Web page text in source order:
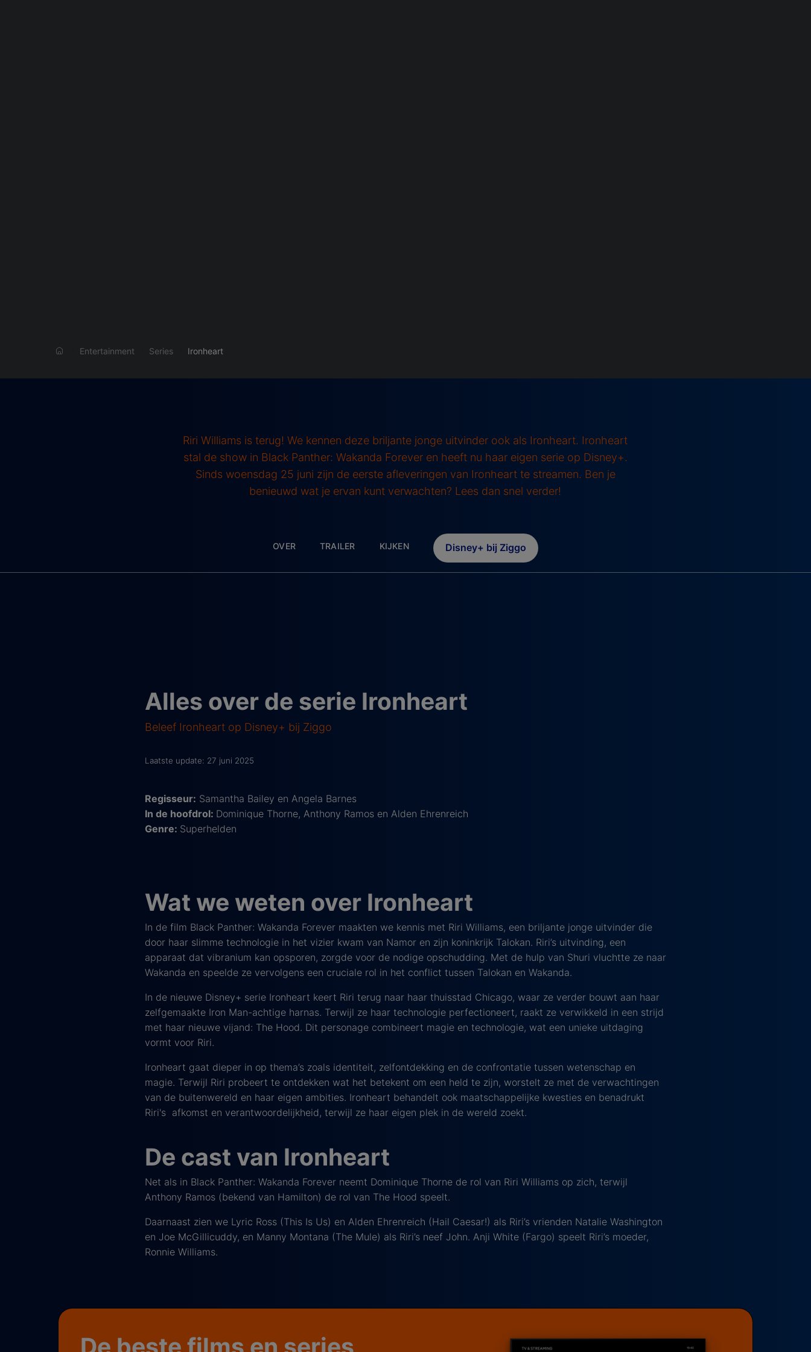
Entertainment Series Ironheart
Riri Williams is terug! We kennen deze briljante jonge uitvinder ook als Ironheart. Ironheart
stal de show in Black Panther: Wakanda Forever en heeft nu haar eigen serie op Disney+.
Sinds woensdag 25 juni zijn de eerste afleveringen van Ironheart te streamen. Ben je
benieuwd wat je ervan kunt verwachten? Lees dan snel verder!
OVER TRAILER KIJKEN Disney+ bij Ziggo
Alles over de serie Ironheart
Beleef Ironheart op Disney+ bij Ziggo
Laatste update: 27 juni 2025
Regisseur: Samantha Bailey en Angela Barnes
In de hoofdrol: Dominique Thorne, Anthony Ramos en Alden Ehrenreich
Genre: Superhelden
Wat we weten over Ironheart
In de film Black Panther: Wakanda Forever maakten we kennis met Riri Williams, een briljante jonge uitvinder die
door haar slimme technologie in het vizier kwam van Namor en zijn koninkrijk Talokan. Riri’s uitvinding, een
apparaat dat vibranium kan opsporen, zorgde voor de nodige opschudding. Met de hulp van Shuri vluchtte ze naar
Wakanda en speelde ze vervolgens een cruciale rol in het conflict tussen Talokan en Wakanda.
In de nieuwe Disney+ serie Ironheart keert Riri terug naar haar thuisstad Chicago, waar ze verder bouwt aan haar
zelfgemaakte Iron Man-achtige harnas. Terwijl ze haar technologie perfectioneert, raakt ze verwikkeld in een strijd
met haar nieuwe vijand: The Hood. Dit personage combineert magie en technologie, wat een unieke uitdaging
vormt voor Riri.
Ironheart gaat dieper in op thema’s zoals identiteit, zelfontdekking en de confrontatie tussen wetenschap en
magie. Terwijl Riri probeert te ontdekken wat het betekent om een held te zijn, worstelt ze met de verwachtingen
van de buitenwereld en haar eigen ambities. Ironheart behandelt ook maatschappelijke kwesties en benadrukt
Riri's afkomst en verantwoordelijkheid, terwijl ze haar eigen plek in de wereld zoekt.
De cast van Ironheart
Net als in Black Panther: Wakanda Forever neemt Dominique Thorne de rol van Riri Williams op zich, terwijl
Anthony Ramos (bekend van Hamilton) de rol van The Hood speelt.
Daarnaast zien we Lyric Ross (This Is Us) en Alden Ehrenreich (Hail Caesar!) als Riri’s vrienden Natalie Washington
en Joe McGillicuddy, en Manny Montana (The Mule) als Riri’s neef John. Anji White (Fargo) speelt Riri’s moeder,
Ronnie Williams.
De beste films en series